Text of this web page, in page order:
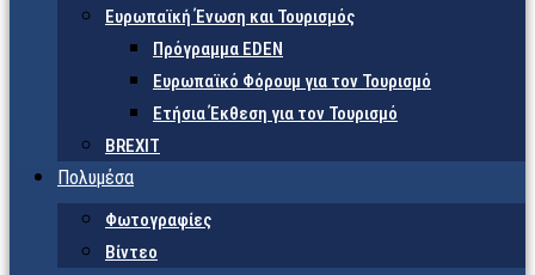
Ευρωπαϊκή Ένωση και Τουρισμός
Πρόγραμμα EDEN
Ευρωπαϊκό Φόρουμ για τον Τουρισμό
Ετήσια Έκθεση για τον Τουρισμό
BREXIT
Πολυμέσα
Φωτογραφίες
Βίντεο